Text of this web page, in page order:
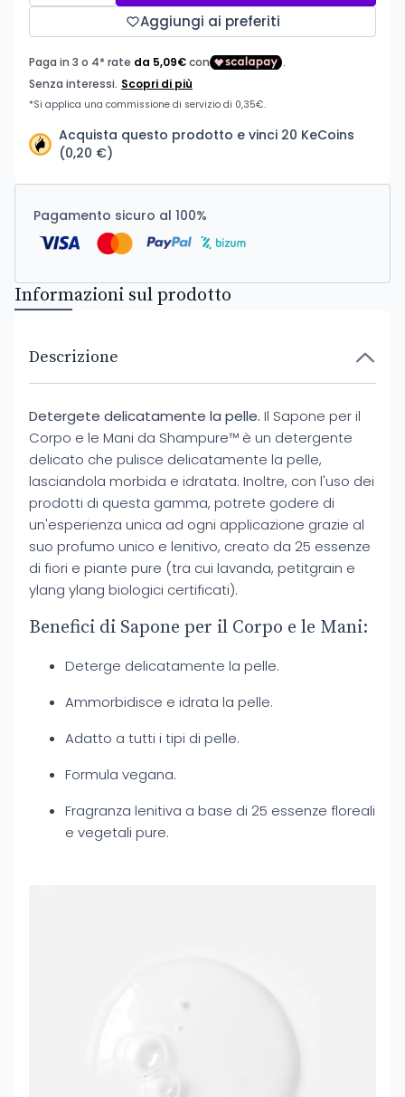
Aggiungi ai preferiti
Acquista questo prodotto e vinci 20 KeCoins
(0,20 €)
Pagamento sicuro al 100%
Informazioni sul prodotto
Descrizione
Detergete delicatamente la pelle. Il Sapone per il
Corpo e le Mani da Shampure™ è un detergente
delicato che pulisce delicatamente la pelle,
lasciandola morbida e idratata. Inoltre, con l'uso dei
prodotti di questa gamma, potrete godere di
un'esperienza unica ad ogni applicazione grazie al
suo profumo unico e lenitivo, creato da 25 essenze
di fiori e piante pure (tra cui lavanda, petitgrain e
ylang ylang biologici certificati).
Benefici di Sapone per il Corpo e le Mani:
Deterge delicatamente la pelle.
Ammorbidisce e idrata la pelle.
Adatto a tutti i tipi di pelle.
Formula vegana.
Fragranza lenitiva a base di 25 essenze floreali
e vegetali pure.